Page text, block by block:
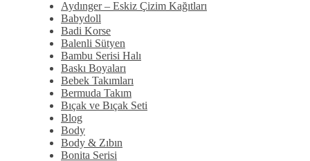
Aydınger – Eskiz Çizim Kağıtları
Babydoll
Badi Korse
Balenli Sütyen
Bambu Serisi Halı
Baskı Boyaları
Bebek Takımları
Bermuda Takım
Bıçak ve Bıçak Seti
Blog
Body
Body & Zıbın
Bonita Serisi